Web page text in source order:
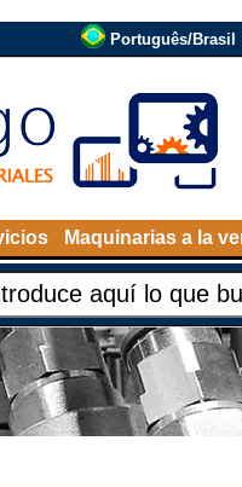
Português/Brasil
Maquinarias a la